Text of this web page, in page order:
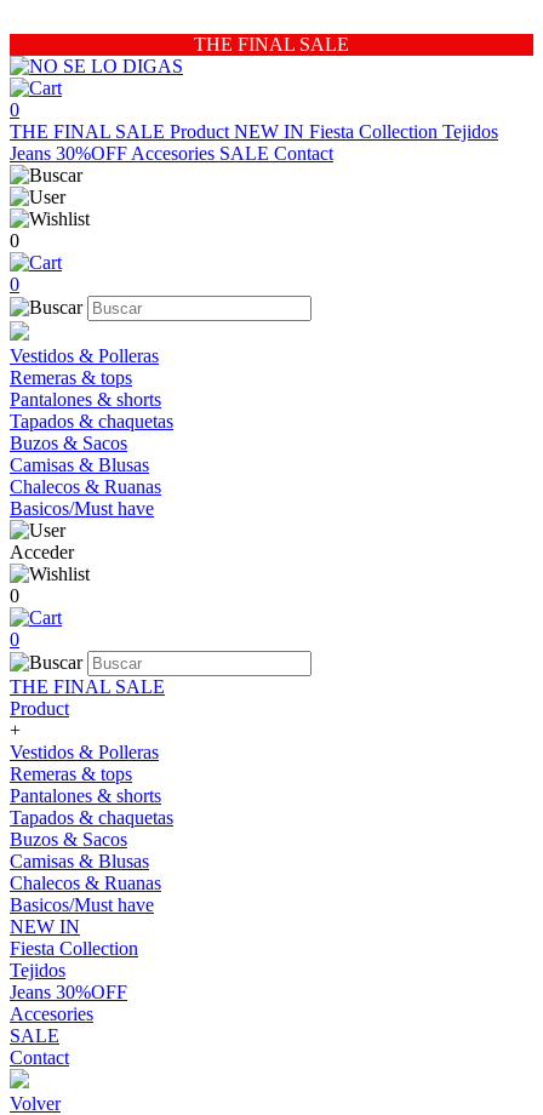
THE FINAL SALE
0
THE FINAL SALE Product NEW IN Fiesta Collection Tejidos
Jeans 30%OFF Accesories SALE Contact
0
0
Vestidos & Polleras
Remeras & tops
Pantalones & shorts
Tapados & chaquetas
Buzos & Sacos
Camisas & Blusas
Chalecos & Ruanas
Basicos/Must have
Acceder
0
0
THE FINAL SALE
Product
+
Vestidos & Polleras
Remeras & tops
Pantalones & shorts
Tapados & chaquetas
Buzos & Sacos
Camisas & Blusas
Chalecos & Ruanas
Basicos/Must have
NEW IN
Fiesta Collection
Tejidos
Jeans 30%OFF
Accesories
SALE
Contact
Volver